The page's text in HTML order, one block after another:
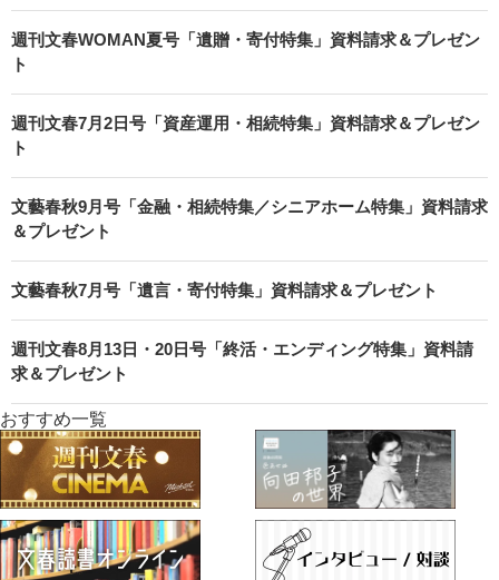
週刊文春WOMAN夏号「遺贈・寄付特集」資料請求＆プレゼン
ト
週刊文春7月2日号「資産運用・相続特集」資料請求＆プレゼン
ト
文藝春秋9月号「金融・相続特集／シニアホーム特集」資料請求
＆プレゼント
文藝春秋7月号「遺言・寄付特集」資料請求＆プレゼント
週刊文春8月13日・20日号「終活・エンディング特集」資料請
求＆プレゼント
おすすめ一覧